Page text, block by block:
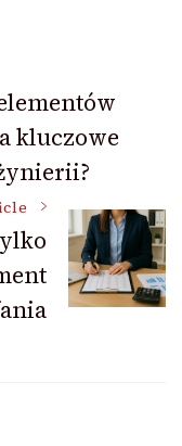
kluczowe